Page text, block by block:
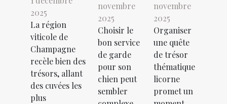
2025
La région
viticole de
Champagne
recèle bien des
trésors, allant
des cuvées les
plus
novembre
2025
Choisir le
bon service
de garde
pour son
chien peut
sembler
novembre
2025
Organiser
une quête
de trésor
thématique
licorne
promet un